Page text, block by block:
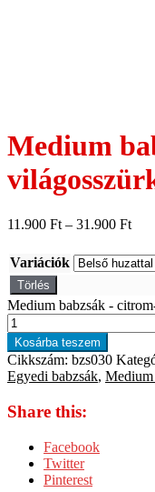
Medium
11.900 Ft – 31.900 Ft
Variációk
Törlés
Medium babzsák -
Kosárba teszem
Cikkszám: bzs030
Egyedi babzsák, Medium
Share this:
Facebook
Twitter
Pinterest